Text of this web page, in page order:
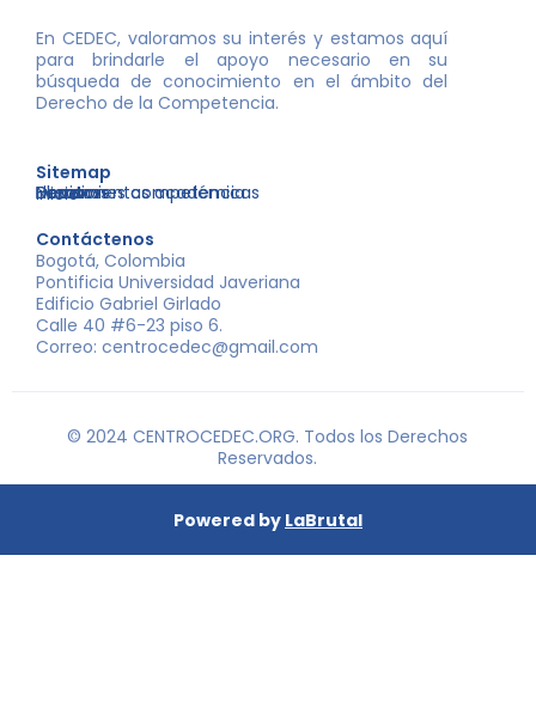
En CEDEC, valoramos su interés y estamos aquí
para brindarle el apoyo necesario en su
búsqueda de conocimiento en el ámbito del
Derecho de la Competencia.
Sitemap
Inicio
Nosotros
Libros
Decisiones competencia
Eventos
Herramientas académicas
Contáctenos
Bogotá, Colombia
Pontificia Universidad Javeriana
Edificio Gabriel Girlado
Calle 40 #6-23 piso 6.
Correo: centrocedec@gmail.com
© 2024 CENTROCEDEC.ORG. Todos los Derechos
Reservados.
Powered by LaBrutal